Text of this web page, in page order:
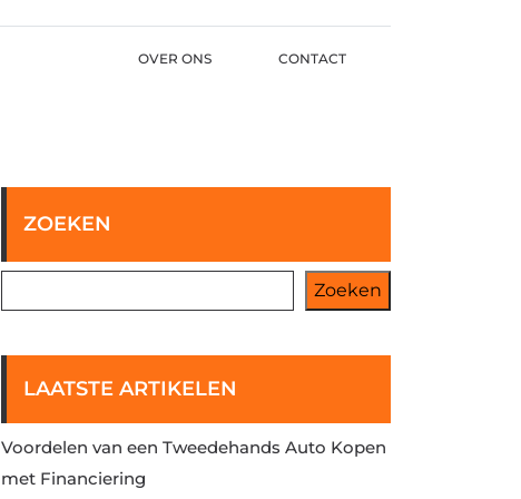
OVER ONS CONTACT
ZOEKEN
Zoeken
LAATSTE ARTIKELEN
Voordelen van een Tweedehands Auto Kopen
met Financiering